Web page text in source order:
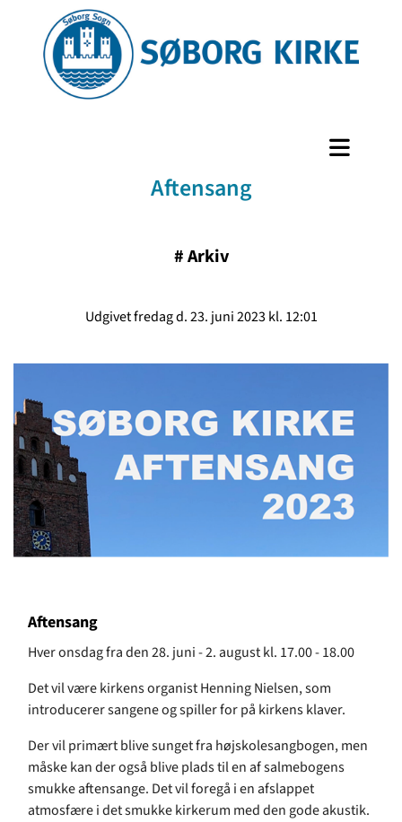
Aftensang
#Arkiv
Udgivet fredag d. 23. juni 2023 kl. 12:01
Aftensang
Hver onsdag fra den 28. juni - 2. august kl. 17.00 - 18.00
Det vil være kirkens organist Henning Nielsen, som
introducerer sangene og spiller for på kirkens klaver.
Der vil primært blive sunget fra højskolesangbogen, men
måske kan der også blive plads til en af salmebogens
smukke aftensange. Det vil foregå i en afslappet
atmosfære i det smukke kirkerum med den gode akustik.